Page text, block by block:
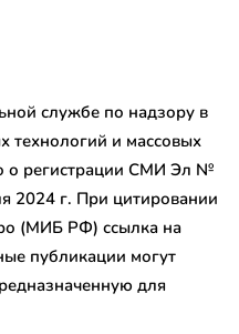
службе по надзору в
технологий и массовых
о регистрации СМИ Эл №
2024 г. При цитировании
(МИБ РФ) ссылка на
публикации могут
для